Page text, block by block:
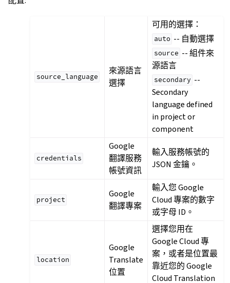
source_language
來源語言
選擇
可用的選擇：
auto -- 自動選擇
source -- 組件來
源語言
secondary --
Secondary
language defined
in project or
component
credentials
Google
翻譯服務
帳號資訊
輸入服務帳號的
JSON 金鑰。
project
Google
翻譯專案
輸入您 Google
Cloud 專案的數字
或字母 ID。
location
Google
Translate
位置
選擇您用在
Google Cloud 專
案，或者是位置最
靠近您的 Google
Cloud Translation